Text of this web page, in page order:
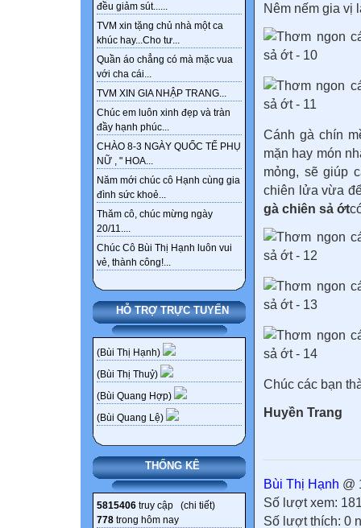
đều giảm sút......
TVM xin tặng chủ nhà một ca
khúc hay...Cho tư...
Quần áo chẳng có mà mặc vua
với cha cái...
TVM XIN GIA NHẬP TRANG...
Chúc em luôn xinh đẹp và tràn
đầy hạnh phúc...
CHÀO 8-3 NGÀY QUỐC TẾ PHỤ
NỮ , " HOA...
Năm mới chúc cô Hạnh cùng gia
đình sức khoẻ...
Thăm cô, chúc mừng ngày
20/11....
Chúc Cô Bùi Thị Hạnh luôn vui
vẻ, thành công!...
HỖ TRỢ TRỰC TUYẾN
(Bùi Thị Hạnh)
(Bùi Thị Thuỷ)
(Bùi Quang Hợp)
(Bùi Quang Lệ)
THỐNG KÊ
5815406 truy cập (chi tiết)
778 trong hôm nay
Nêm nếm gia vị
Cánh gà chín
mặn hay món
mỏng, sẽ giúp
chiên lửa vừa
gà chiên sả ớt
Chúc các bạn
Huyền Trang
Bùi Thị Hạnh @
Số lượt xem:
Số lượt thích: 0